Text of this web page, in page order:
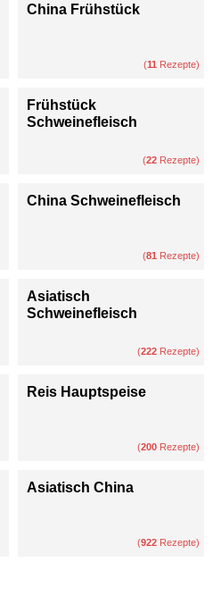
China Frühstück
(11 Rezepte)
Frühstück
Schweinefleisch
(22 Rezepte)
China Schweinefleisch
(81 Rezepte)
Asiatisch
Schweinefleisch
(222 Rezepte)
Reis Hauptspeise
(200 Rezepte)
Asiatisch China
(922 Rezepte)